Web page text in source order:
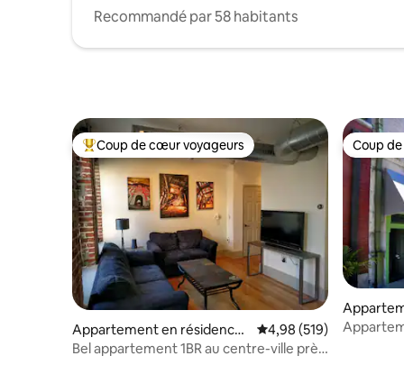
Recommandé par 58 habitants
Coups de cœur voyageurs les plus appréciés
Coup de cœur voyageurs
Appartement en résidence ⋅
Memphis
Évaluation moyenne
4,98 (519)
Bel appartement 1BR au centre-ville près
Coup
Coup
Memphis